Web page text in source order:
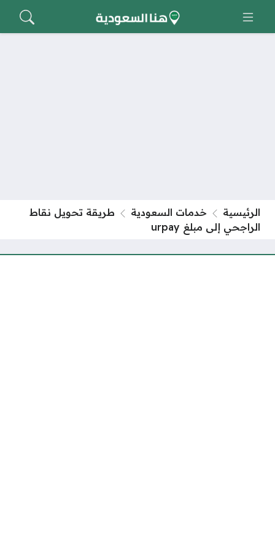
الرئيسية خدمات السعودية
طريقة تحويل نقاط
الراجحي إلى مبلغ urpay